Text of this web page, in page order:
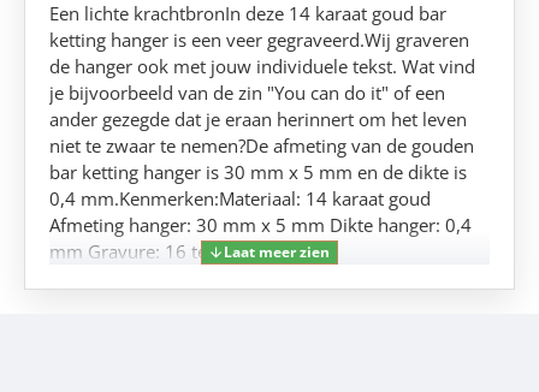
Een lichte krachtbronIn deze 14 karaat goud bar
ketting hanger is een veer gegraveerd.Wij graveren
de hanger ook met jouw individuele tekst. Wat vind
je bijvoorbeeld van de zin "You can do it" of een
ander gezegde dat je eraan herinnert om het leven
niet te zwaar te nemen?De afmeting van de gouden
bar ketting hanger is 30 mm x 5 mm en de dikte is
0,4 mm.Kenmerken:Materiaal: 14 karaat goud
Afmeting hanger: 30 mm x 5 mm Dikte hanger: 0,4
mm Gravure: 16 tekens